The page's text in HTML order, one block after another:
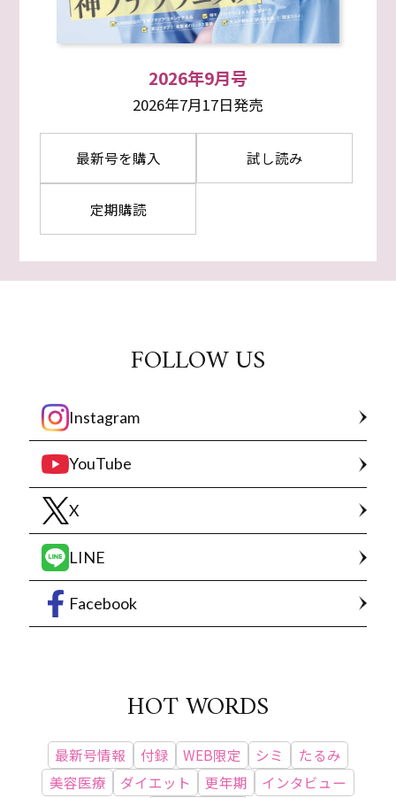
2026年9月号
2026年7月17日発売
最新号を購入 試し読み
定期購読
FOLLOW US
Instagram
YouTube
X
LINE
Facebook
HOT WORDS
最新号情報 付録 WEB限定 シミ
たるみ
美容医療
ダイエット 更年期
インタビュー